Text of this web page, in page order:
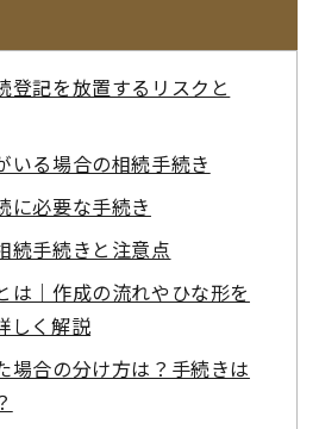
登記を放置するリスクと
いる場合の相続手続き
に必要な手続き
続手続きと注意点
は｜作成の流れやひな形を
しく解説
場合の分け方は？手続きは